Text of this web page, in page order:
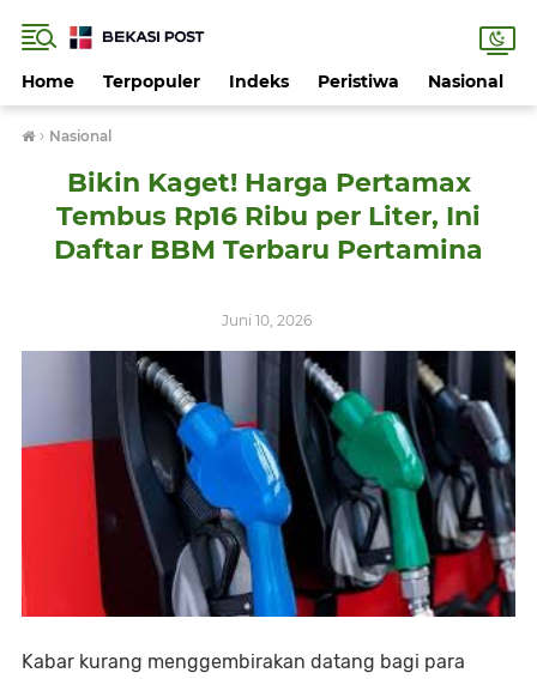
Home Terpopuler Indeks Peristiwa Nasional
› Nasional
Bikin Kaget! Harga Pertamax
Tembus Rp16 Ribu per Liter, Ini
Daftar BBM Terbaru Pertamina
Juni 10, 2026
Kabar kurang menggembirakan datang bagi para